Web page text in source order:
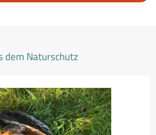
Brachvögel
seit
Jahren
dem Naturschutz